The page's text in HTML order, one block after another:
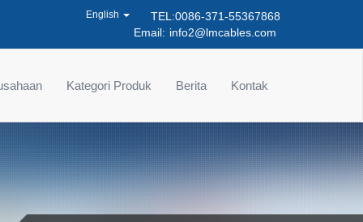
TEL:0086-371-55367868
Email: info2@lmcables.com
English
Kategori Produk Berita Kontak